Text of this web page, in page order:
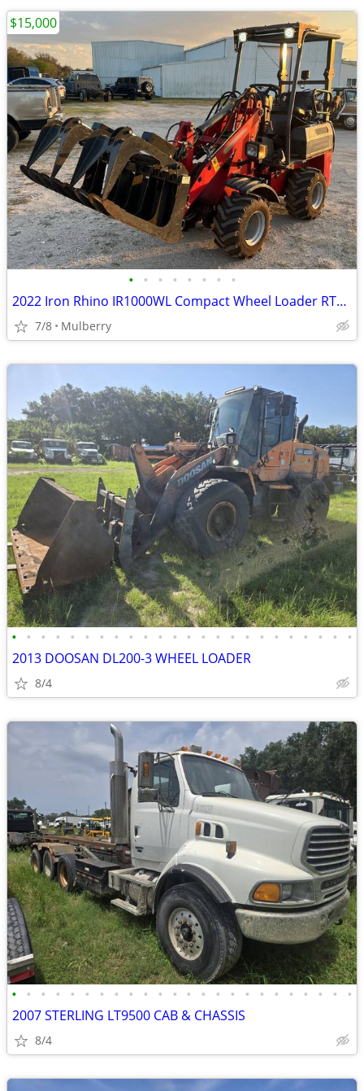
• • • • • • • •
2022 Iron Rhino IR1000WL Compact Wheel Loader RTR# 6013832-01
7/8 Mulberry
$15,000
• • • • • • • • • • • • • • • • • • • • • • • •
2013 DOOSAN DL200-3 WHEEL LOADER
8/4
• • • • • • • • • • • • • • • • • • • • • • • •
2007 STERLING LT9500 CAB & CHASSIS
8/4